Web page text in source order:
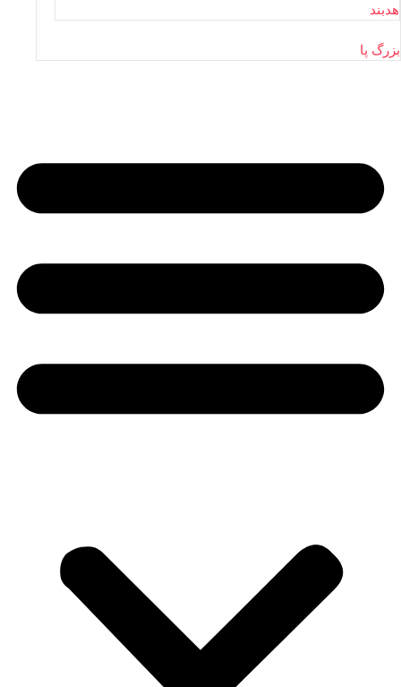
هدبند
بزرگ پا